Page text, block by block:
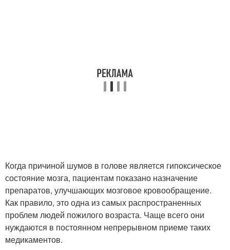
Когда причиной шумов в голове является гипоксическое
состояние мозга, пациентам показано назначение
препаратов, улучшающих мозговое кровообращение.
Как правило, это одна из самых распространенных
проблем людей пожилого возраста. Чаще всего они
нуждаются в постоянном непрерывном приеме таких
медикаментов.